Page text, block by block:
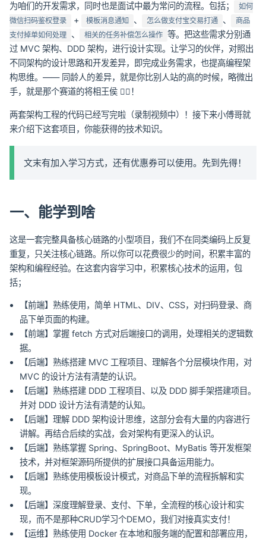
为咱们的开发需求，同时也是面试中最为常问的流程。包括；
如何
微信扫码鉴权登录
+ 模板消息通知 、 怎么做支付宝交易打通 、
商品
支付掉单如何处理
、 相关的任务补偿怎么操作 等。把这些需求分别通
过 MVC 架构、DDD 架构，进行设计实现。让学习的伙伴，对照出
不同架构的设计思路和开发差异，即完成业务需求，也提高编程架
构思维。—— 同龄人的差异，就是你比别人站的高的时候，略微出
手，就是那个赛道的将相王侯 👍🏻！
两套架构工程的代码已经写完啦（录制视频中）！接下来小傅哥就
来介绍下这套项目，你能获得的技术知识。
文末有加入学习方式，还有优惠券可以使用。先到先得！
一、能学到啥
这是一套完整具备核心链路的小型项目，我们不在同类编码上反复
重复，只关注核心链路。所以你可以花费很少的时间，积累丰富的
架构和编程经验。在这套内容学习中，积累核心技术的运用，包
括；
【前端】熟练使用，简单 HTML、DIV、CSS，对扫码登录、商
品下单页面的构建。
【前端】掌握 fetch 方式对后端接口的调用，处理相关的逻辑数
据。
【后端】熟练搭建 MVC 工程项目、理解各个分层模块作用，对
MVC 的设计方法有清楚的认识。
【后端】熟练搭建 DDD 工程项目、以及 DDD 脚手架搭建项目。
并对 DDD 设计方法有清楚的认知。
【后端】理解 DDD 架构设计思维，这部分会有大量的内容进行
讲解。再结合后续的实战，会对架构有更深入的认识。
【后端】熟练掌握 Spring、SpringBoot、MyBatis 等开发框架
技术，并对框架源码所提供的扩展接口具备运用能力。
【后端】熟练使用模板设计模式，对商品下单的流程拆解和实
现。
【后端】深度理解登录、支付、下单，全流程的核心设计和实
现，而不是那种CRUD学习个DEMO，我们对接真实支付！
【运维】熟练使用 Docker 在本地和服务端的配置和部署应用，